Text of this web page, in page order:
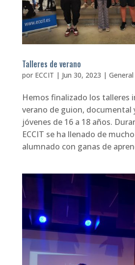
Talleres de verano
por ECCIT | Jun 30, 2023 | General
Hemos finalizado los talleres
verano de guion, documental
jóvenes de 16 a 18 años.
ECCIT se ha llenado de
alumnado con ganas de